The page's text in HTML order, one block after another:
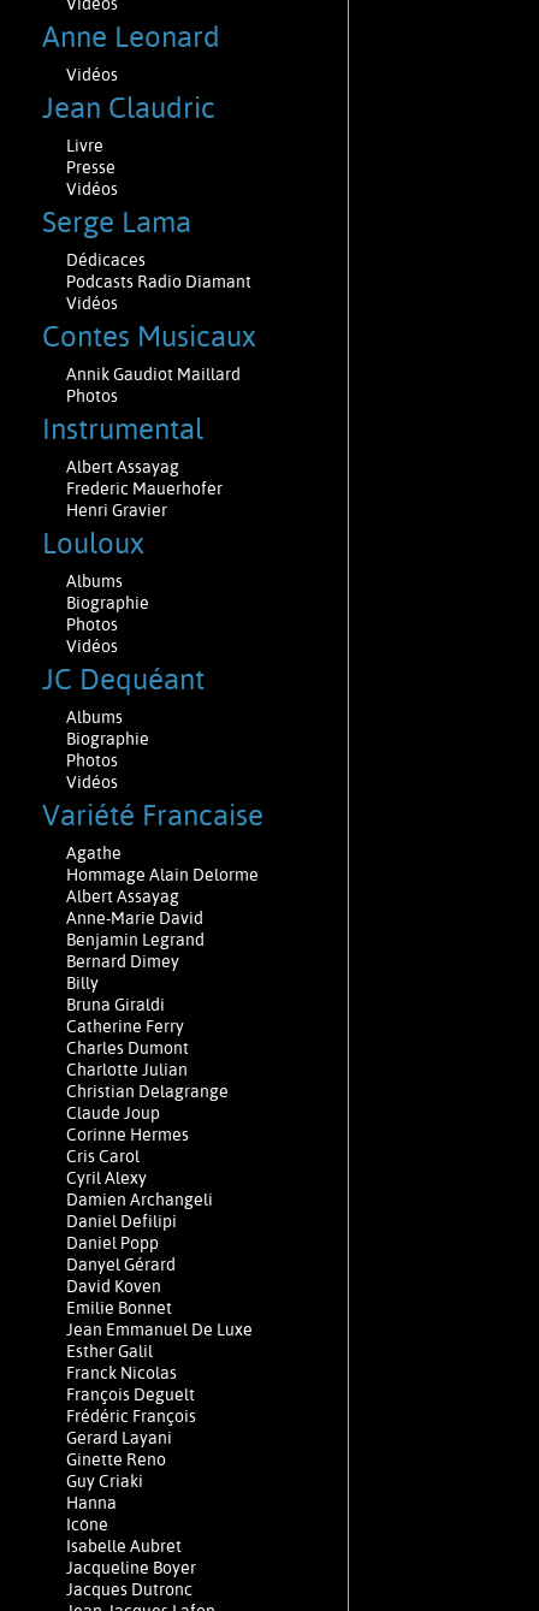
Anne Leonard
Vidéos
Jean Claudric
Livre
Presse
Vidéos
Serge Lama
Dédicaces
Podcasts Radio Diamant
Vidéos
Contes Musicaux
Annik Gaudiot Maillard
Photos
Instrumental
Albert Assayag
Frederic Mauerhofer
Henri Gravier
Louloux
Albums
Biographie
Photos
Vidéos
JC Dequéant
Albums
Biographie
Photos
Vidéos
Variété Francaise
Agathe
Hommage Alain Delorme
Albert Assayag
Anne-Marie David
Benjamin Legrand
Bernard Dimey
Billy
Bruna Giraldi
Catherine Ferry
Charles Dumont
Charlotte Julian
Christian Delagrange
Claude Joup
Corinne Hermes
Cris Carol
Cyril Alexy
Damien Archangeli
Daniel Defilipi
Daniel Popp
Danyel Gérard
David Koven
Emilie Bonnet
Jean Emmanuel De Luxe
Esther Galil
Franck Nicolas
François Deguelt
Frédéric François
Gerard Layani
Ginette Reno
Guy Criaki
Hanna
Icône
Isabelle Aubret
Jacqueline Boyer
Jacques Dutronc